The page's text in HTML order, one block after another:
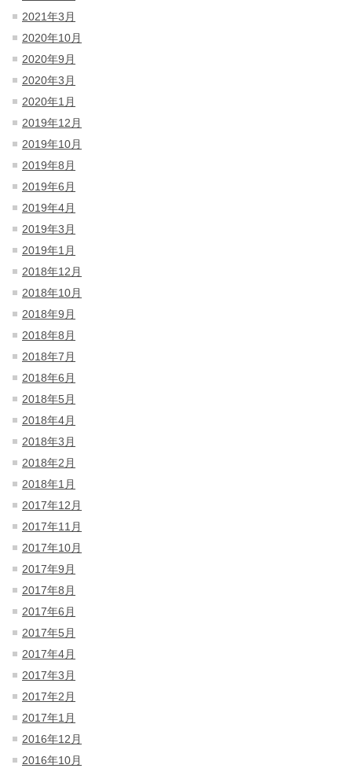
2021年3月
2020年10月
2020年9月
2020年3月
2020年1月
2019年12月
2019年10月
2019年8月
2019年6月
2019年4月
2019年3月
2019年1月
2018年12月
2018年10月
2018年9月
2018年8月
2018年7月
2018年6月
2018年5月
2018年4月
2018年3月
2018年2月
2018年1月
2017年12月
2017年11月
2017年10月
2017年9月
2017年8月
2017年6月
2017年5月
2017年4月
2017年3月
2017年2月
2017年1月
2016年12月
2016年10月